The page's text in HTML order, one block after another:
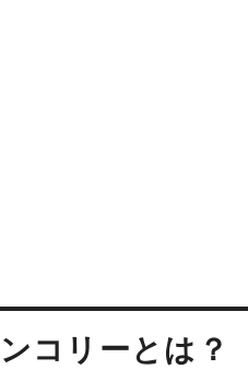
コリーとは？